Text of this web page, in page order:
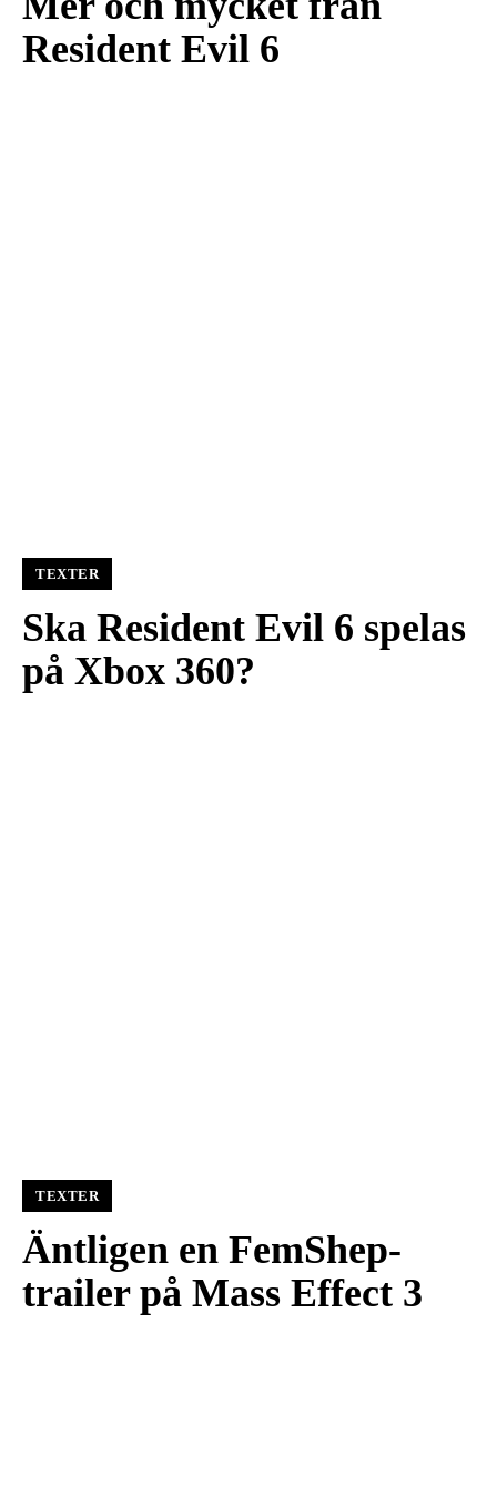
Resident Evil 6
TEXTER
Ska Resident Evil 6 spelas
på Xbox 360?
TEXTER
Äntligen en FemShep-
trailer på Mass Effect 3